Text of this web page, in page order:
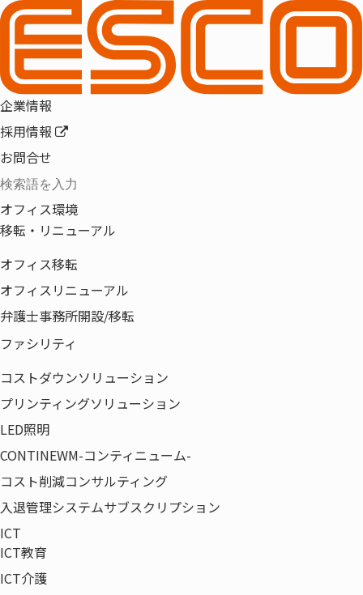
企業情報
採用情報
お問合せ
オフィス環境
移転・リニューアル
オフィス移転
オフィスリニューアル
弁護士事務所開設/移転
ファシリティ
コストダウンソリューション
プリンティングソリューション
LED照明
CONTINEWM-コンティニューム-
コスト削減コンサルティング
入退管理システムサブスクリプション
ICT
ICT教育
ICT介護
「2022年7月期第2四半期決算短
信」を掲載いたしました。